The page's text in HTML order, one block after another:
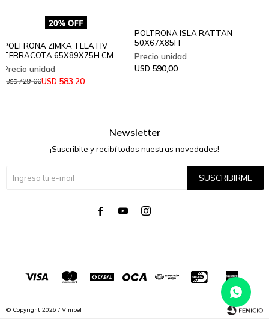
POLTRONA ZIMKA TELA HV
TERRACOTA 65X89X75H CM
USD 583,20
USD729,00
POLTRONA ISLA RATTAN
50X67X85H
USD 590,00
Newsletter
¡Suscribite y recibí todas nuestras novedades!
SUSCRIBIRME
  
© Copyright 2026 / Vinibel